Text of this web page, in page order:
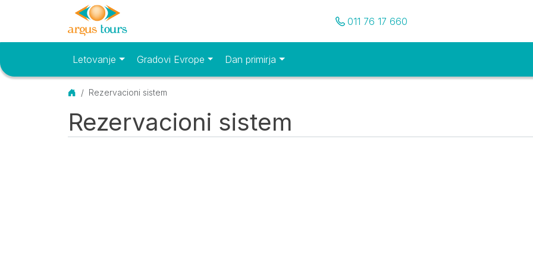
Pozovite nas
011 76 17 660
Osnovni meniLetovanje Gradovi Evrope Dan primirja
Početna
Rezervacioni sistem
Rezervacioni sistem